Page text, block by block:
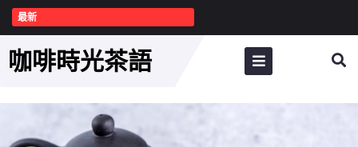
最新
咖啡時光茶語